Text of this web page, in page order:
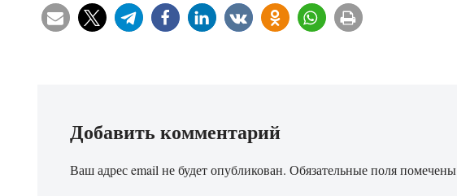
Добавить комментарий
Ваш адрес email не будет опубликован. Обязательные поля помечены